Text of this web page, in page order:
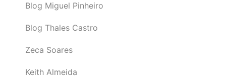
Blog Miguel Pinheiro
Blog Thales Castro
Zeca Soares
Keith Almeida